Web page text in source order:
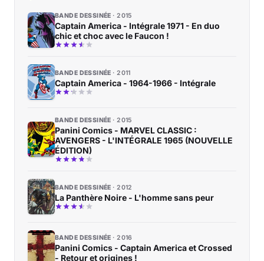
BANDE DESSINÉE 2015
Captain America - Intégrale 1971 - En duo
chic et choc avec le Faucon !
BANDE DESSINÉE 2011
Captain America - 1964-1966 - Intégrale
BANDE DESSINÉE 2015
Panini Comics - MARVEL CLASSIC :
AVENGERS - L'INTÉGRALE 1965 (NOUVELLE
ÉDITION)
BANDE DESSINÉE 2012
La Panthère Noire - L'homme sans peur
BANDE DESSINÉE 2016
Panini Comics - Captain America et Crossed
- Retour et origines !